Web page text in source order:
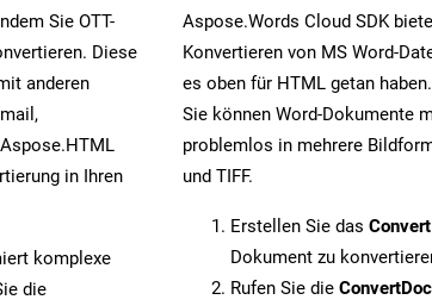
Sie OTT-
Diese
anderen
in Ihren
komplexe
die
Aspose.Words Cloud SDK
Konvertieren von MS Word-
es oben für HTML getan
Sie können Word-Dokumente
problemlos in mehrere
und TIFF.
Erstellen Sie das
Dokument zu
Rufen Sie die